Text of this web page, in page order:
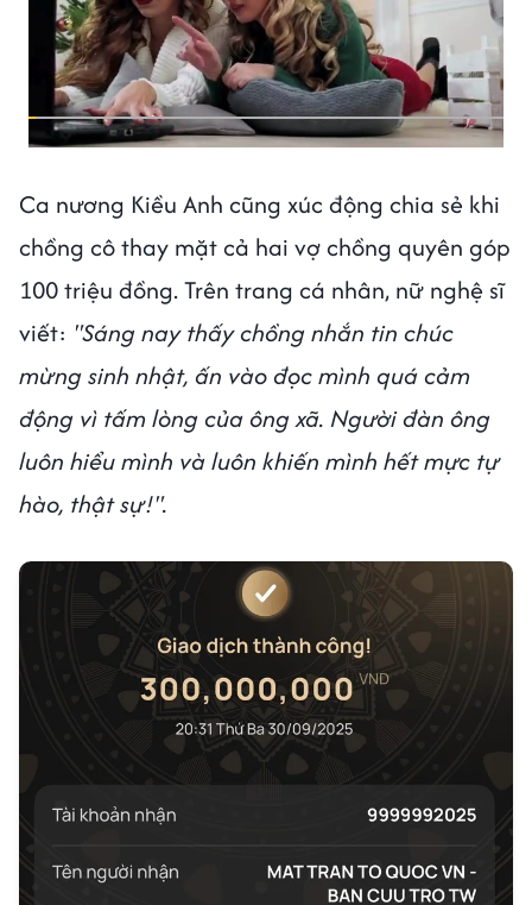
Ca nương Kiều Anh cũng xúc động chia sẻ khi
chồng cô thay mặt cả hai vợ chồng quyên góp
100 triệu đồng. Trên trang cá nhân, nữ nghệ sĩ
viết: "Sáng nay thấy chồng nhắn tin chúc
mừng sinh nhật, ấn vào đọc mình quá cảm
động vì tấm lòng của ông xã. Người đàn ông
luôn hiểu mình và luôn khiến mình hết mực tự
hào, thật sự!".